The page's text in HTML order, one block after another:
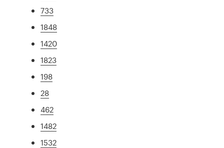
733
1848
1420
1823
198
28
462
1482
1532